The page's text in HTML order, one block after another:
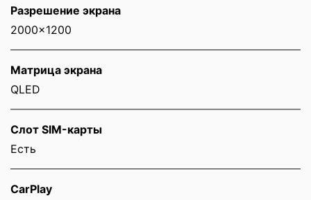
Разрешение экрана
2000x1200
Матрица экрана
QLED
Слот SIM-карты
Eсть
CarPlay